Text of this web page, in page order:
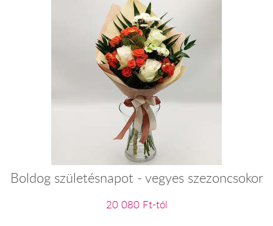
Boldog születésnapot - vegyes szezoncsokor
20 080 Ft-tól